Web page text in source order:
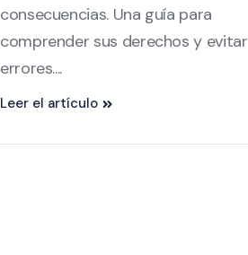
consecuencias. Una guía para
comprender sus derechos y evitar
errores....
Leer el artículo